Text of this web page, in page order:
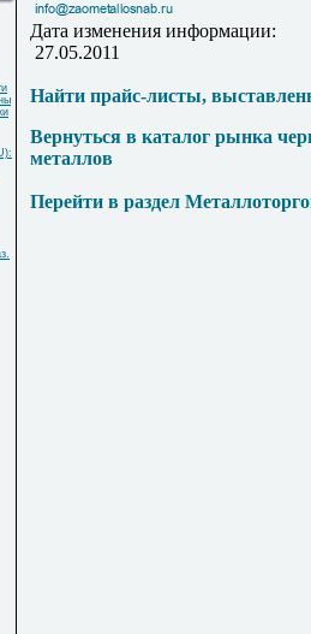
Дата изменения информации:
27.05.2011
Найти прайс-листы,
Вернуться в каталог рынка
металлов
Перейти в раздел